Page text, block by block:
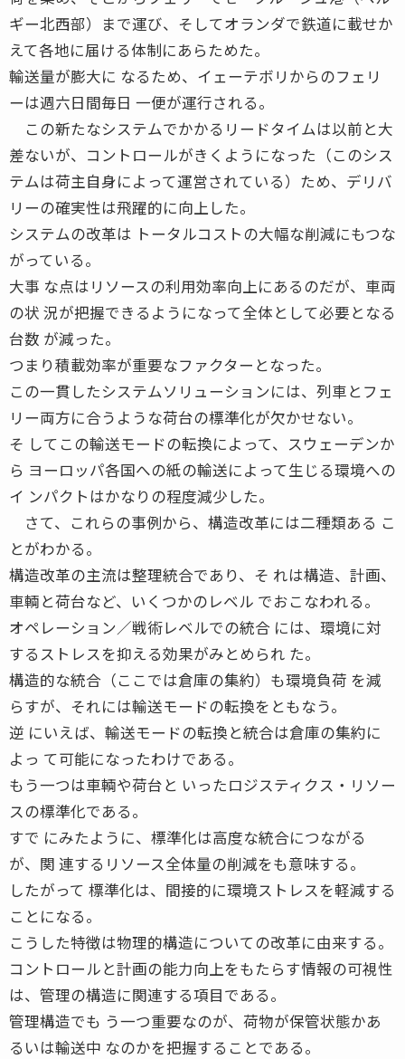
ギー北西部）まで運び、そしてオランダで鉄道に載せか
えて各地に届ける体制にあらためた。
輸送量が膨大に なるため、イェーテボリからのフェリ
ーは週六日間毎日 一便が運行される。
この新たなシステムでかかるリードタイムは以前と大
差ないが、コントロールがきくようになった（このシス
テムは荷主自身によって運営されている）ため、デリバ
リーの確実性は飛躍的に向上した。
システムの改革は トータルコストの大幅な削減にもつな
がっている。
大事 な点はリソースの利用効率向上にあるのだが、車両
の状 況が把握できるようになって全体として必要となる
台数 が減った。
つまり積載効率が重要なファクターとなった。
この一貫したシステムソリューションには、列車とフェ
リー両方に合うような荷台の標準化が欠かせない。
そ してこの輸送モードの転換によって、スウェーデンか
ら ヨーロッパ各国への紙の輸送によって生じる環境への
イ ンパクトはかなりの程度減少した。
さて、これらの事例から、構造改革には二種類ある こ
とがわかる。
構造改革の主流は整理統合であり、そ れは構造、計画、
車輌と荷台など、いくつかのレベル でおこなわれる。
オペレーション／戦術レベルでの統合 には、環境に対
するストレスを抑える効果がみとめられ た。
構造的な統合（ここでは倉庫の集約）も環境負荷 を減
らすが、それには輸送モードの転換をともなう。
逆 にいえば、輸送モードの転換と統合は倉庫の集約に
よっ て可能になったわけである。
もう一つは車輌や荷台と いったロジスティクス・リソー
スの標準化である。
すで にみたように、標準化は高度な統合につながる
が、関 連するリソース全体量の削減をも意味する。
したがって 標準化は、間接的に環境ストレスを軽減する
ことになる。
こうした特徴は物理的構造についての改革に由来する。
コントロールと計画の能力向上をもたらす情報の可視性
は、管理の構造に関連する項目である。
管理構造でも う一つ重要なのが、荷物が保管状態かあ
るいは輸送中 なのかを把握することである。